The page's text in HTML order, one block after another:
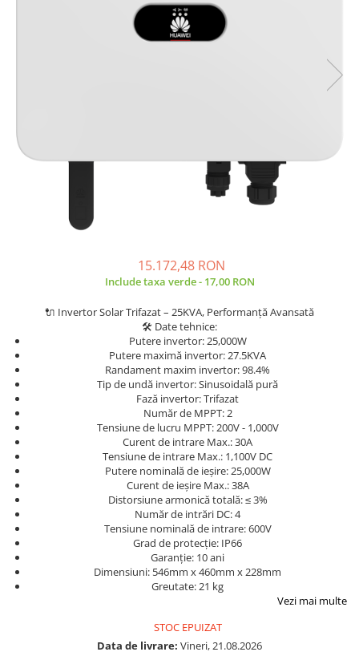
Incarcatoare acumulatori
Panouri fotovoltaice si accesorii
Invertoare
Invertoare Hibrid
Convertoare de tensiune
Sisteme de stocare energie
Pachete complete stocare energie
Sisteme de Stocare Comerciale
Sisteme fotovoltaice complete
Sisteme fotovoltaice de putere
mica (rulota/caravan/case de
vacanta)
Sisteme fotovoltaice profesionale
Pachete sisteme fotovoltaice
Statii de incarcare vehicule
Statii de incarcare
Prize de incarcare vehicule
15.172,48 RON
Include taxa verde - 17,00 RON
🔌 Invertor Solar Trifazat – 25KVA, Performanță Avansată
🛠 Date tehnice:
Putere invertor: 25,000W
Putere maximă invertor: 27.5KVA
Randament maxim invertor: 98.4%
Tip de undă invertor: Sinusoidală pură
Fază invertor: Trifazat
Număr de MPPT: 2
Tensiune de lucru MPPT: 200V - 1,000V
Curent de intrare Max.: 30A
Tensiune de intrare Max.: 1,100V DC
Putere nominală de ieșire: 25,000W
Curent de ieșire Max.: 38A
Distorsiune armonică totală: ≤ 3%
Număr de intrări DC: 4
Tensiune nominală de intrare: 600V
Grad de protecție: IP66
Garanție: 10 ani
Dimensiuni: 546mm x 460mm x 228mm
Greutate: 21 kg
Vezi mai multe
STOC EPUIZAT
Data de livrare: Vineri, 21.08.2026